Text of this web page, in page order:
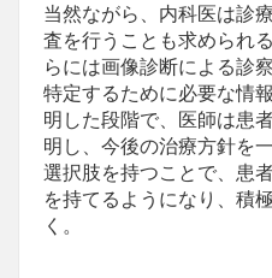
当然ながら、内科医は診
査を行うことも求められ
らには画像診断による診
特定するために必要な情
明した段階で、医師は患
明し、今後の治療方針を
選択肢を持つことで、患
を持てるようになり、積
く。